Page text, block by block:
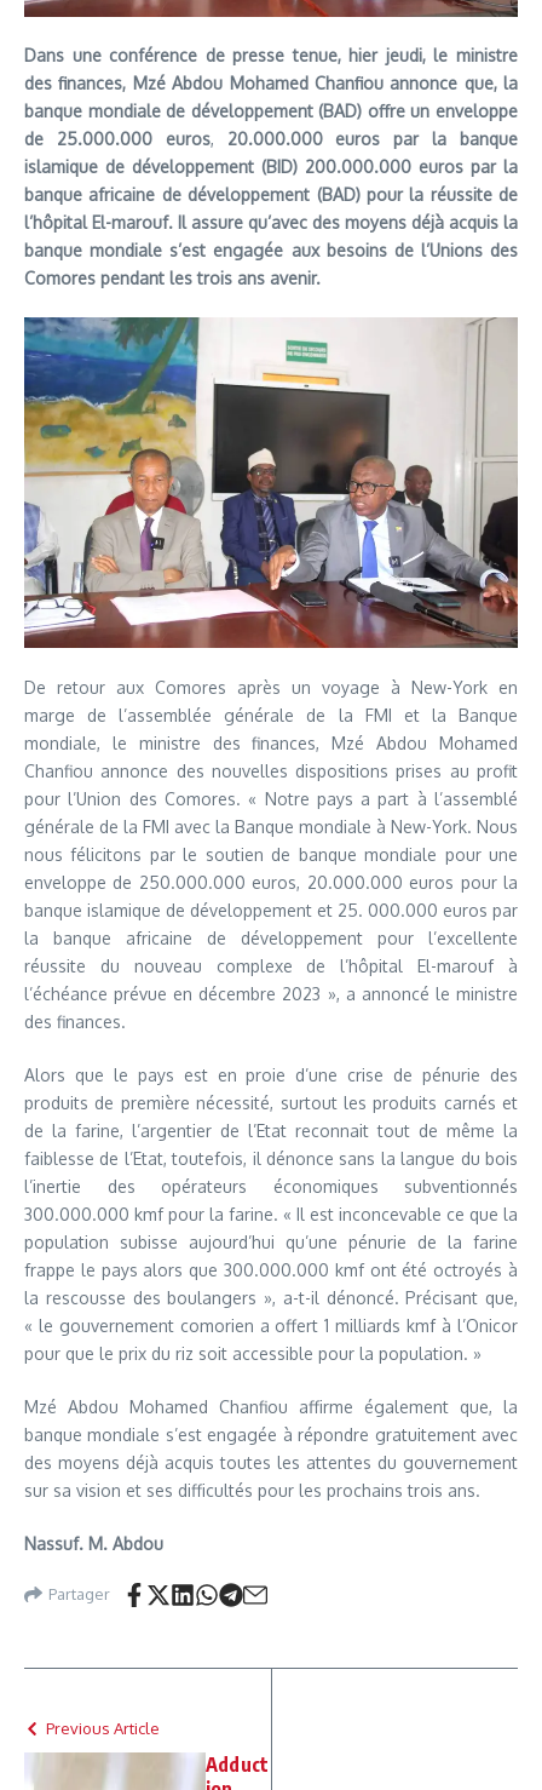
Dans une conférence de presse tenue, hier jeudi, le ministre
des finances, Mzé Abdou Mohamed Chanfiou annonce que, la
banque mondiale de développement (BAD) offre un enveloppe
de 25.000.000 euros, 20.000.000 euros par la banque
islamique de développement (BID) 200.000.000 euros par la
banque africaine de développement (BAD) pour la réussite de
l’hôpital El-marouf. Il assure qu’avec des moyens déjà acquis la
banque mondiale s’est engagée aux besoins de l’Unions des
Comores pendant les trois ans avenir.
De retour aux Comores après un voyage à New-York en
marge de l’assemblée générale de la FMI et la Banque
mondiale, le ministre des finances, Mzé Abdou Mohamed
Chanfiou annonce des nouvelles dispositions prises au profit
pour l’Union des Comores. « Notre pays a part à l’assemblé
générale de la FMI avec la Banque mondiale à New-York. Nous
nous félicitons par le soutien de banque mondiale pour une
enveloppe de 250.000.000 euros, 20.000.000 euros pour la
banque islamique de développement et 25. 000.000 euros par
la banque africaine de développement pour l’excellente
réussite du nouveau complexe de l’hôpital El-marouf à
l’échéance prévue en décembre 2023 », a annoncé le ministre
des finances.
Alors que le pays est en proie d’une crise de pénurie des
produits de première nécessité, surtout les produits carnés et
de la farine, l’argentier de l’Etat reconnait tout de même la
faiblesse de l’Etat, toutefois, il dénonce sans la langue du bois
l’inertie des opérateurs économiques subventionnés
300.000.000 kmf pour la farine. « Il est inconcevable ce que la
population subisse aujourd’hui qu’une pénurie de la farine
frappe le pays alors que 300.000.000 kmf ont été octroyés à
la rescousse des boulangers », a-t-il dénoncé. Précisant que,
« le gouvernement comorien a offert 1 milliards kmf à l’Onicor
pour que le prix du riz soit accessible pour la population. »
Mzé Abdou Mohamed Chanfiou affirme également que, la
banque mondiale s’est engagée à répondre gratuitement avec
des moyens déjà acquis toutes les attentes du gouvernement
sur sa vision et ses difficultés pour les prochains trois ans.
Nassuf. M. Abdou
Partager
Previous Article
Adduct